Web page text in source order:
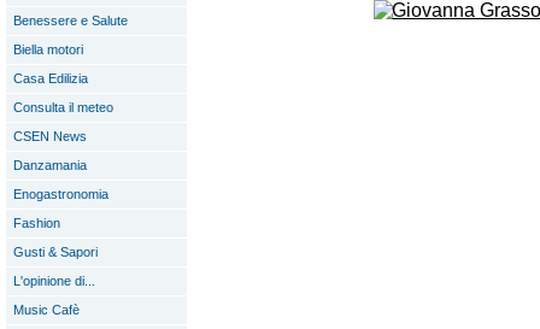
Benessere e Salute
Biella motori
Casa Edilizia
Consulta il meteo
CSEN News
Danzamania
Enogastronomia
Fashion
Gusti & Sapori
L'opinione di...
Music Cafè